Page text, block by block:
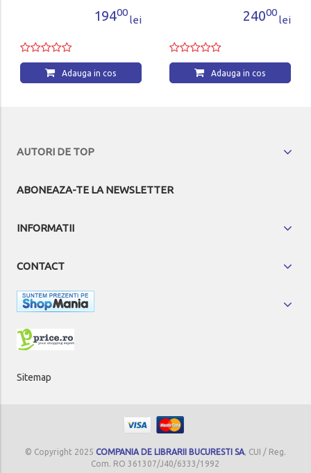
19400
lei
Adauga in cos
24000
lei
Adauga in cos
AUTORI DE TOP
ABONEAZA-TE LA NEWSLETTER
INFORMATII
CONTACT
Sitemap
© Copyright 2025 COMPANIA DE LIBRARII BUCURESTI SA, CUI / Reg.
Com. RO 361307/J40/6333/1992